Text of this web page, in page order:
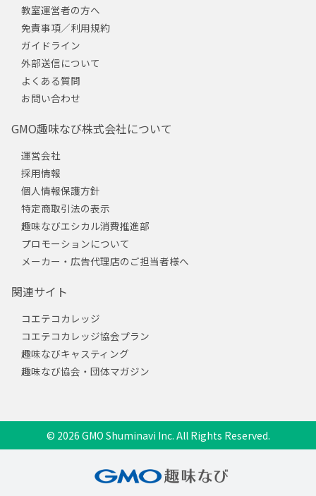
教室運営者の方へ
免責事項／利用規約
ガイドライン
外部送信について
よくある質問
お問い合わせ
GMO趣味なび株式会社について
運営会社
採用情報
個人情報保護方針
特定商取引法の表示
趣味なびエシカル消費推進部
プロモーションについて
メーカー・広告代理店のご担当者様へ
関連サイト
コエテコカレッジ
コエテコカレッジ協会プラン
趣味なびキャスティング
趣味なび協会・団体マガジン
© 2026 GMO Shuminavi Inc. All Rights Reserved.